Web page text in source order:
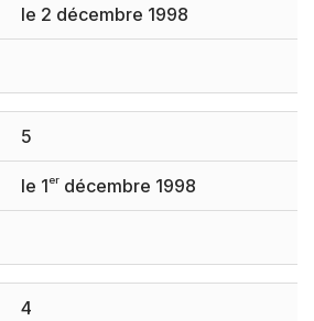
le 2 décembre 1998
5
le 1er décembre 1998
4